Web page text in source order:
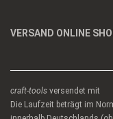
VERSAND ONLINE
craft-tools versendet mit
Die Laufzeit beträgt im